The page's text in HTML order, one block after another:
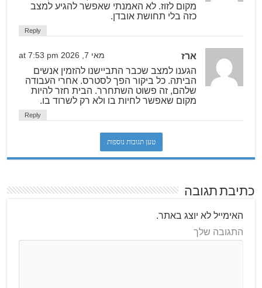
מקום לזוז. לא האמנתי שאפשר להגיע למצב
כזה בלי תחושת אובדן.
Reply
ארז מאי 7, 2026 at 7:53 pm
הגענו למצב שכבר התביישנו להזמין אנשים
הביתה. כל ביקור הפך לסטרס. אחרי העבודה
שלהם, זה פשוט השתחרר. הבית חזר להיות
מקום שאפשר לחיות בו ולא רק לשרוד בו.
Reply
טען תגובות נוספות
כתיבת תגובה
האימייל לא יוצג באתר.
התגובה שלך